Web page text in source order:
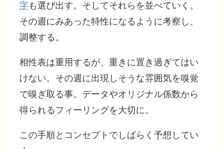
字も選び出す。そしてそれらを並べていく。
その週にみあった特性になるように考察し、
調整する。
相性表は重用するが、重きに置き過ぎてはい
けない。その週に出現しそうな雰囲気を嗅覚
で嗅ぎ取る事。データやオリジナル係数から
得られるフィーリングを大切に。
この手順とコンセプトでしばらく予想してい